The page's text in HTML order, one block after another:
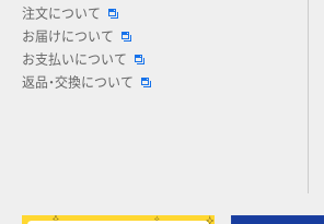
注文について
お届けについて
お支払いについて
返品・交換について